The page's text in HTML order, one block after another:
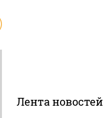
Лента новостей